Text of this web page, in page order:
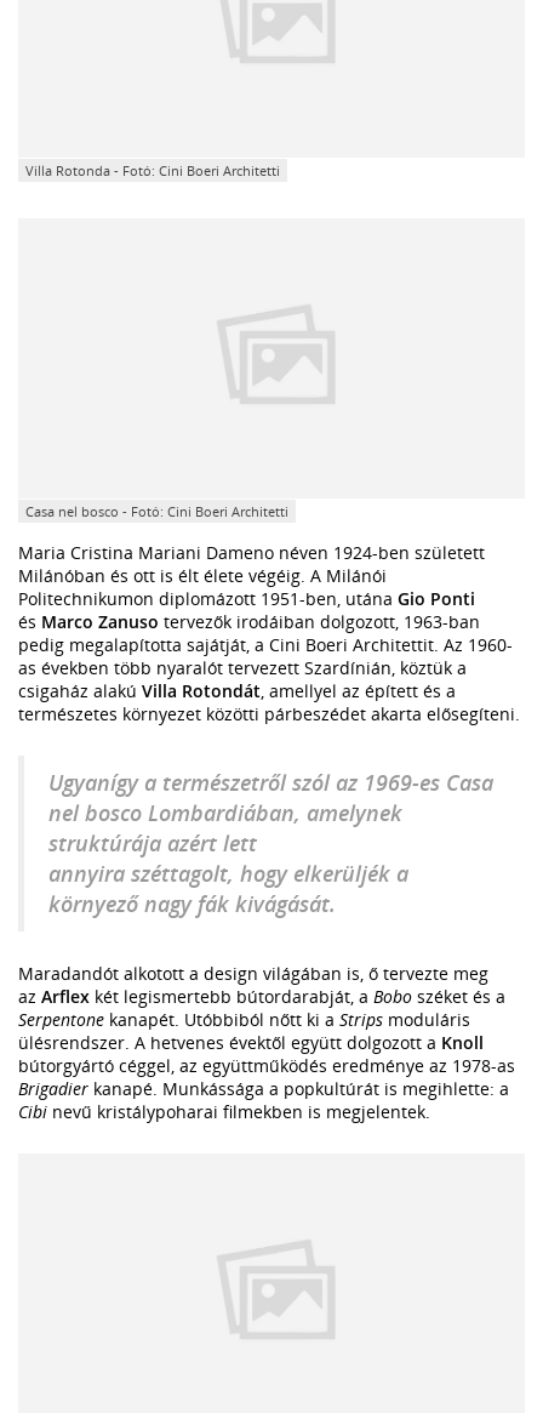
Villa Rotonda - Fotó: Cini Boeri Architetti
Casa nel bosco - Fotó: Cini Boeri Architetti
Maria Cristina Mariani Dameno néven 1924-ben született
Milánóban és ott is élt élete végéig. A Milánói
Politechnikumon diplomázott 1951-ben, utána Gio Ponti
és Marco Zanuso tervezők irodáiban dolgozott, 1963-ban
pedig megalapította sajátját, a Cini Boeri Architettit. Az 1960-
as években több nyaralót tervezett Szardínián, köztük a
csigaház alakú Villa Rotondát, amellyel az épített és a
természetes környezet közötti párbeszédet akarta elősegíteni.
Ugyanígy a természetről szól az 1969-es Casa
nel bosco Lombardiában, amelynek
struktúrája azért lett
annyira széttagolt, hogy elkerüljék a
környező nagy fák kivágását.
Maradandót alkotott a design világában is, ő tervezte meg
az Arflex két legismertebb bútordarabját, a Bobo széket és a
Serpentone kanapét. Utóbbiból nőtt ki a Strips moduláris
ülésrendszer. A hetvenes évektől együtt dolgozott a Knoll
bútorgyártó céggel, az együttműködés eredménye az 1978-as
Brigadier kanapé. Munkássága a popkultúrát is megihlette: a
Cibi nevű kristálypoharai filmekben is megjelentek.